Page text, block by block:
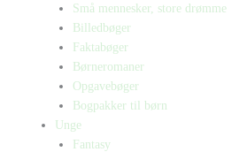
Små mennesker, store drømme
Billedbøger
Faktabøger
Børneromaner
Opgavebøger
Bogpakker til børn
Unge
Fantasy